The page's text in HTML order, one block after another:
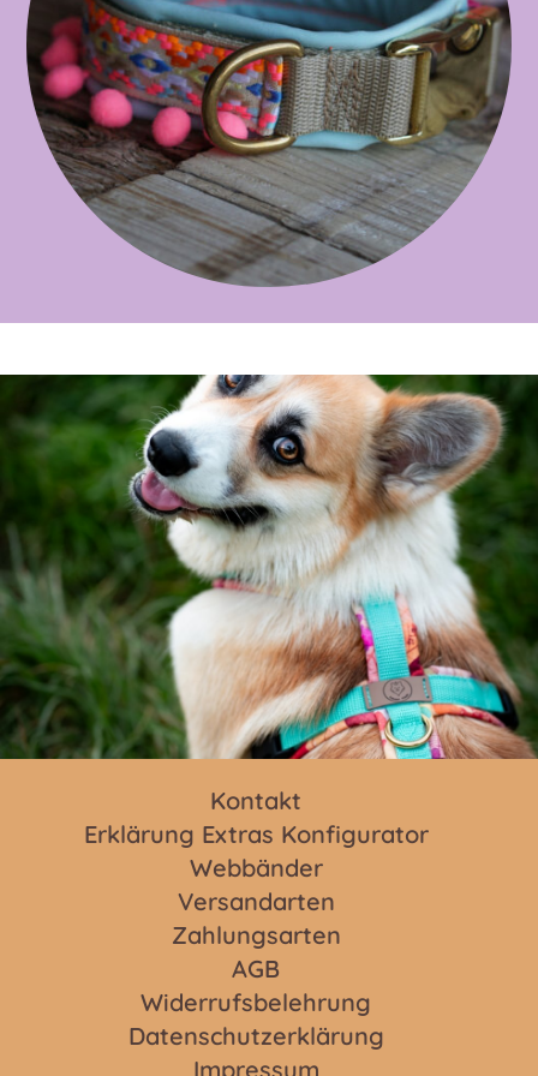
Kontakt
Erklärung Extras Konfigurator
Webbänder
Versandarten
Zahlungsarten
AGB
Widerrufsbelehrung
Datenschutzerklärung
Impressum